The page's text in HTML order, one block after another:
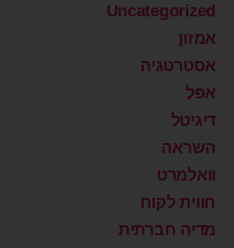
Uncategorized
אמזון
אסטרטגיה
אפל
דיגיטל
השראה
וואלמרט
חווית לקוח
מדיה חברתית